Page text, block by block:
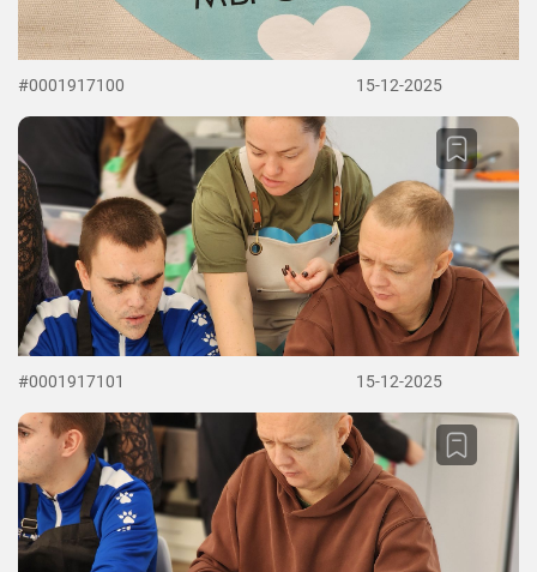
#0001917100 15-12-2025
#0001917101 15-12-2025